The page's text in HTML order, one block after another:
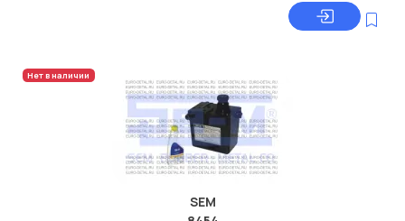
Нет в наличии
SEM